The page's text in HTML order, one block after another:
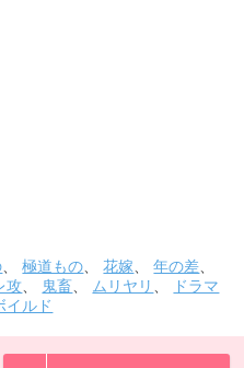
、極道もの、花嫁、年の差、
攻、 鬼畜、 ムリヤリ 、
ドラマ
イルド